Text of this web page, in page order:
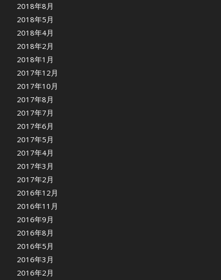
2018年8月
2018年5月
2018年4月
2018年2月
2018年1月
2017年12月
2017年10月
2017年8月
2017年7月
2017年6月
2017年5月
2017年4月
2017年3月
2017年2月
2016年12月
2016年11月
2016年9月
2016年8月
2016年5月
2016年3月
2016年2月